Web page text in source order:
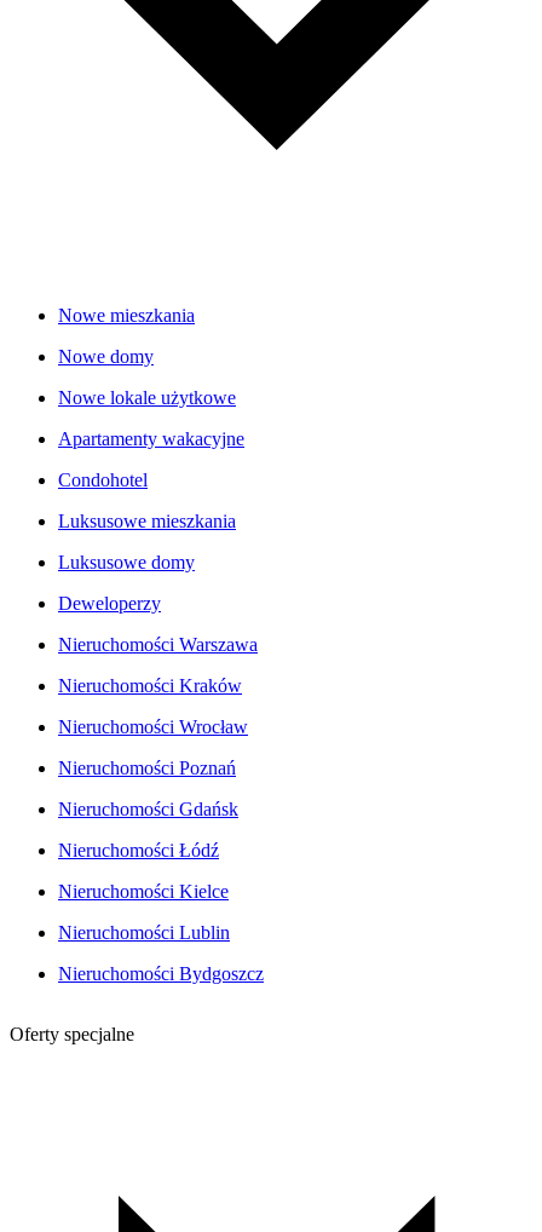
Nowe mieszkania
Nowe domy
Nowe lokale użytkowe
Apartamenty wakacyjne
Condohotel
Luksusowe mieszkania
Luksusowe domy
Deweloperzy
Nieruchomości Warszawa
Nieruchomości Kraków
Nieruchomości Wrocław
Nieruchomości Poznań
Nieruchomości Gdańsk
Nieruchomości Łódź
Nieruchomości Kielce
Nieruchomości Lublin
Nieruchomości Bydgoszcz
Oferty specjalne